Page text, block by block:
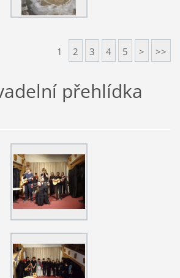
1 2 3 4 5 > >>
přehlídka